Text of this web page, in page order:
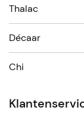
Thalac
Décaar
Chi